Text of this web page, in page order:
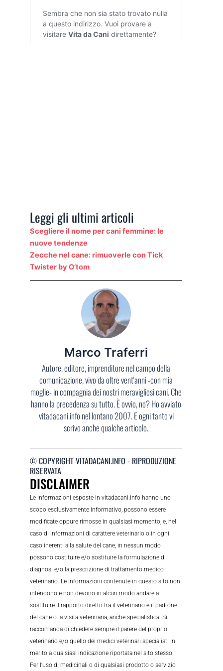
Leggi gli ultimi articoli
Scegliere il nome per cani femmine: le
nuove tendenze
Zecche nel cane: rimuoverle con Tick
Twister by O’tom
Marco Traferri
Autore, editore, imprenditore nel campo della
comunicazione, vivo da oltre vent'anni -con mia
moglie- in compagnia dei nostri meravigliosi cani. Che
hanno la precedenza su tutto. È ovvio, no? Ho avviato
vitadacani.info nel lontano 2007. E ogni tanto vi
scrivo anche qualche articolo.
© COPYRIGHT VITADACANI.INFO - RIPRODUZIONE
RISERVATA
DISCLAIMER
Le informazioni esposte in vitadacani.info hanno uno
scopo esclusivamente informativo, possono essere
modificate oppure rimosse in qualsiasi momento, e, nel
caso di informazioni di carattere veterinario o in ogni
caso inerenti alla salute del cane, in nessun modo
possono costituire e/o sostituire la formulazione di
diagnosi e/o la prescrizione di trattamento medico
veterinario. Le informazioni contenute in questo sito non
intendono e non devono in alcun modo andare a
sostituire il rapporto diretto tra il veterinario e il padrone
del cane o la visita veterinaria, anche specialistica. Si
raccomanda di chiedere sempre il parere del proprio
veterinario e/o quello dei medici veterinari specialisti in
merito a qualsiasi indicazione riportata nel sito stesso.
Per l’uso di medicinali o di qualsiasi prodotto o servizio